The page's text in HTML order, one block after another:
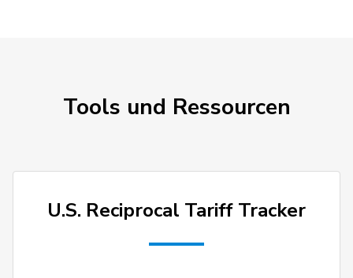
Tools und Ressourcen
U.S. Reciprocal Tariff Tracker